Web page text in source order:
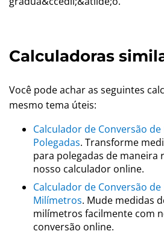
Calculadoras
Você pode achar as seguintes
mesmo tema úteis:
Calculador de Conversão
Polegadas. Transforme
para polegadas de maneira
nosso calculador online.
Calculador de Conversão
Milímetros. Mude medidas
milímetros facilmente com
conversão online.